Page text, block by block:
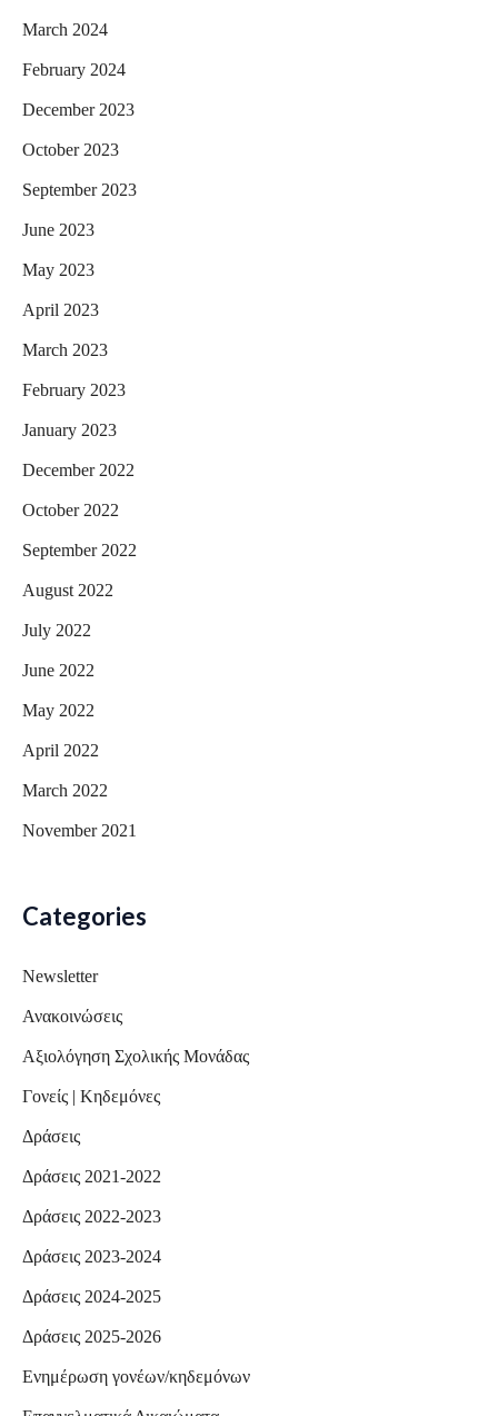
March 2024
February 2024
December 2023
October 2023
September 2023
June 2023
May 2023
April 2023
March 2023
February 2023
January 2023
December 2022
October 2022
September 2022
August 2022
July 2022
June 2022
May 2022
April 2022
March 2022
November 2021
Categories
Newsletter
Ανακοινώσεις
Αξιολόγηση Σχολικής Μονάδας
Γονείς | Κηδεμόνες
Δράσεις
Δράσεις 2021-2022
Δράσεις 2022-2023
Δράσεις 2023-2024
Δράσεις 2024-2025
Δράσεις 2025-2026
Ενημέρωση γονέων/κηδεμόνων